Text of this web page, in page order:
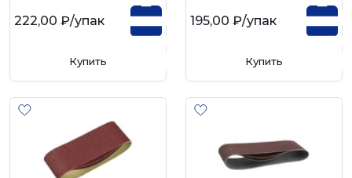
222,00 ₽/упак
Купить
195,00 ₽/упак
Купить